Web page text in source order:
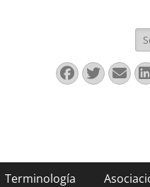
Facebook
Terminología